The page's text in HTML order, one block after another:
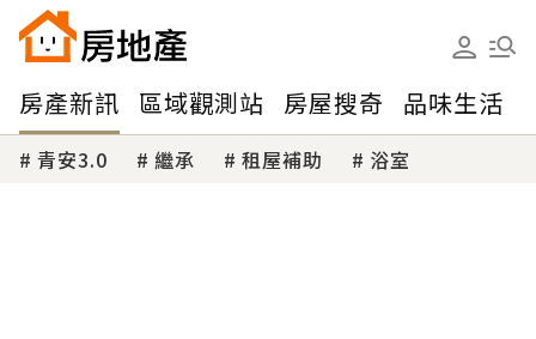
房產新訊 區域觀測站 房屋搜奇 品味生活
青安3.0 繼承 租屋補助 浴室